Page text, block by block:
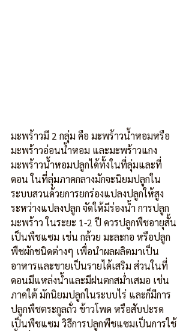
มะพร้าวมี 2 กลุ่ม คือ มะพร้าวน้ำหอมหรือ
มะพร้าวอ่อนน้ำหอม และมะพร้าวแกง
มะพร้าวน้ำหอมปลูกได้ทั้งในที่ลุ่มและที่
ดอน ในที่ลุ่มภาคกลางมักจะนิยมปลูกใน
ระบบสวนด้วยการยกร่องแปลงปลูกให้สูง
ระหว่างแปลงปลูก จัดให้มีร่องน้ำ การปลูก
มะพร้าว ในระยะ 1-2 ปี ควรปลูกพืชอายุสั้น
เป็นพืชแซม เช่น กล้วย มะละกอ หรือปลูก
พืชผักชนิดต่างๆ เพื่อนำผลผลิตมาเป็น
อาหารและขายเป็นรายได้เสริม ส่วนในที่
ดอนมีแหล่งน้ำและมีฝนตกสม่ำเสมอ เช่น
ภาคใต้ มักนิยมปลูกในระบบไร่ และก็มีการ
ปลูกพืชตระกูลถั่ว ข้าวโพด หรือสับปะรด
เป็นพืชแซม วิธีการปลูกพืชแซมเป็นการใช้